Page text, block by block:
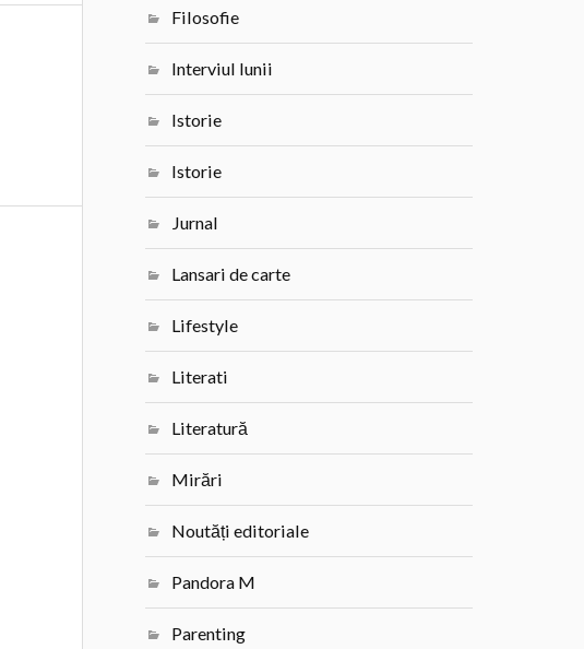
Filosofie
Interviul lunii
Istorie
Istorie
Jurnal
Lansari de carte
Lifestyle
Literati
Literatură
Mirări
Noutăți editoriale
Pandora M
Parenting